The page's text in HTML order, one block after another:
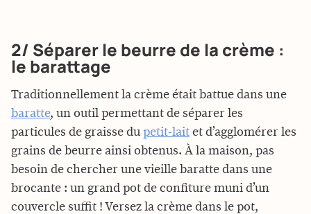
2/ Séparer le beurre de la crème :
le barattage
Traditionnellement la crème était battue dans une
baratte, un outil permettant de séparer les
particules de graisse du petit-lait et d’agglomérer les
grains de beurre ainsi obtenus. À la maison, pas
besoin de chercher une vieille baratte dans une
brocante : un grand pot de confiture muni d’un
couvercle suffit ! Versez la crème dans le pot,